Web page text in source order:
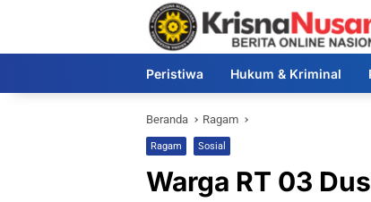
Peristiwa Hukum & Kriminal
Beranda Ragam
Ragam Sosial
Warga RT 03